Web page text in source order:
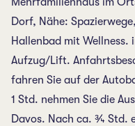
Dorf, Nähe:
Hallenbad mit Wellness.
Aufzug/Lift.
fahren Sie auf der
1 Std. nehmen Sie die
Davos. Nach ca. ¾ Std.